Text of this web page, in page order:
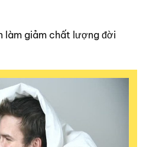
làm giảm chất lượng đời